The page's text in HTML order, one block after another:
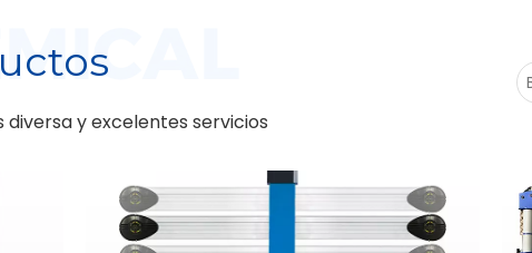
y excelentes servicios